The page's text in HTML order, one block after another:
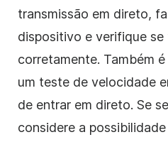
transmissão em direto,
dispositivo e verifique
corretamente. Também
um teste de velocidade
de entrar em direto. Se
considere a